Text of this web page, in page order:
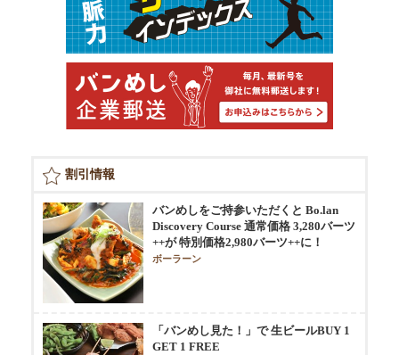
割引情報
バンめしをご持参いただくと Bo.lan
Discovery Course 通常価格 3,280バーツ
++が 特別価格2,980バーツ++に！
ボーラーン
「バンめし見た！」で 生ビールBUY 1
GET 1 FREE